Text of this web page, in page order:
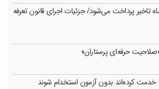
پرستاران با 6 ماه تاخیر پرداخت می‌شود/ جزئیات اجرای قانون تعرفه
حرفه‌ای پرستاران»
خدمت کرد‌ه‌اند بدون آزمون استخدام شوند